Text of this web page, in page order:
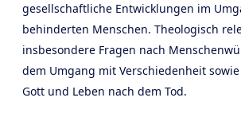
gesellschaftliche Entwicklungen im
behinderten Menschen. Theologisch
insbesondere Fragen nach
dem Umgang mit Verschiedenheit
Gott und Leben nach dem Tod.